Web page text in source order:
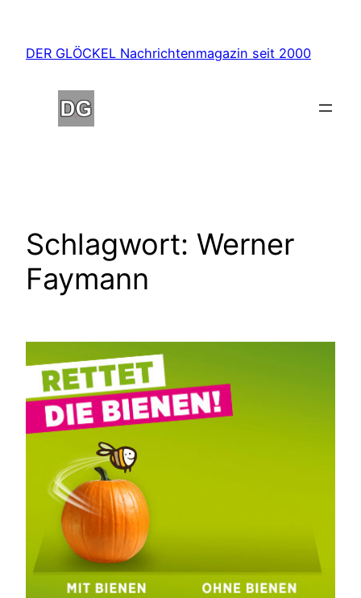
springen
DER GLÖCKEL Nachrichtenmagazin seit 2000
Schlagwort: Werner
Faymann